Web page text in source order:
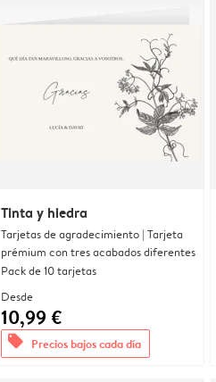
Tinta y hiedra
Tarjetas de agradecimiento | Tarjeta
prémium con tres acabados diferentes
Pack de 10 tarjetas
Desde
10,99 €
offers Precios bajos cada día